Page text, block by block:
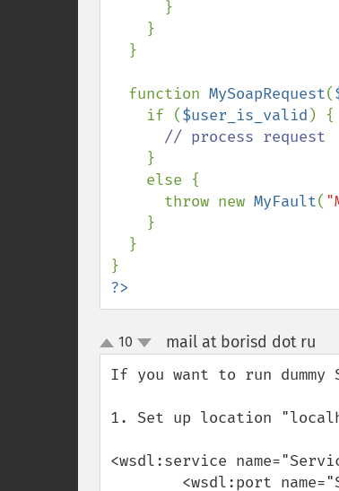
  function
MySoapRequest(
    if (
$user_is_valid ) {
// process request
}
      throw new
MyFault(
?>
up
down
10 mail at borisd dot ru
If you want to run
1. Set up location
<wsdl:service